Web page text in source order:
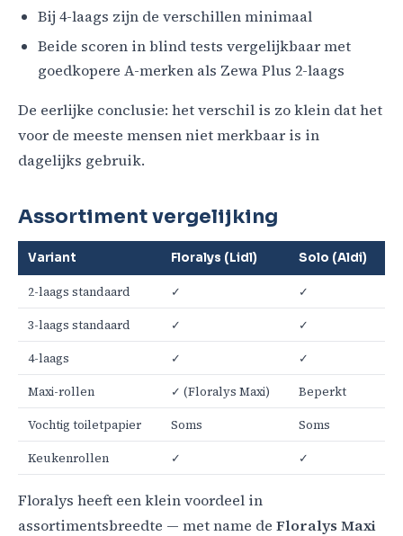
Bij 4-laags zijn de verschillen minimaal
Beide scoren in blind tests vergelijkbaar met
goedkopere A-merken als Zewa Plus 2-laags
De eerlijke conclusie: het verschil is zo klein dat het
voor de meeste mensen niet merkbaar is in
dagelijks gebruik.
Assortiment vergelijking
Variant Floralys (Lidl) Solo (Aldi)
2-laags standaard ✓ ✓
3-laags standaard ✓ ✓
4-laags ✓ ✓
Maxi-rollen ✓ (Floralys Maxi) Beperkt
Vochtig toiletpapier Soms Soms
Keukenrollen ✓ ✓
Floralys heeft een klein voordeel in
assortimentsbreedte — met name de Floralys Maxi